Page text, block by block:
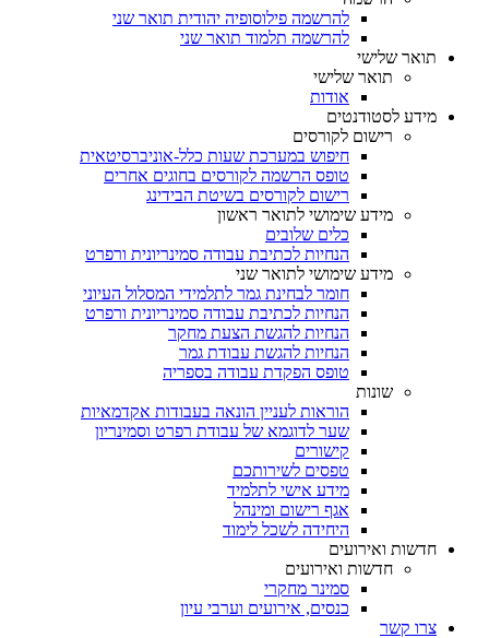
להרשמה פילוסופיה יהודית תואר שני
להרשמה תלמוד תואר שני
תואר שלישי
תואר שלישי
אודות
מידע לסטודנטים
רישום לקורסים
חיפוש במערכת שעות כלל-אוניברסיטאית
טופס הרשמה לקורסים בחוגים אחרים
רישום לקורסים בשיטת הבידינג
מידע שימושי לתואר ראשון
כלים שלובים
הנחיות לכתיבת עבודה סמינריונית ורפרט
מידע שימושי לתואר שני
חומר לבחינת גמר לתלמידי המסלול העיוני
הנחיות לכתיבת עבודה סמינריונית ורפרט
הנחיות להגשת הצעת מחקר
הנחיות להגשת עבודת גמר
טופס הפקדת עבודה בספריה
שונות
הוראות לעניין הונאה בעבודות אקדמאיות
שער לדוגמא של עבודת רפרט וסמינריון
קישורים
טפסים לשירותכם
מידע אישי לתלמיד
אגף רישום ומינהל
היחידה לשכל לימוד
חדשות ואירועים
חדשות ואירועים
סמינר מחקרי
כנסים, אירועים וערבי עיון
צרו קשר